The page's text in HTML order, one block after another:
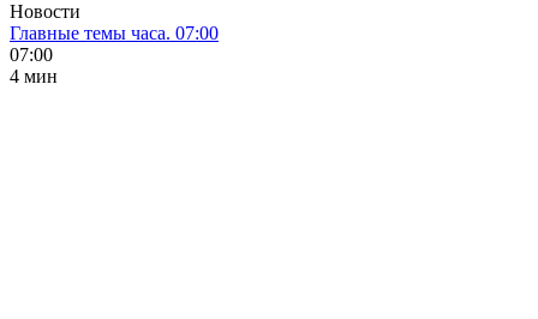
Новости
Главные темы часа. 07:00
07:00
4 мин